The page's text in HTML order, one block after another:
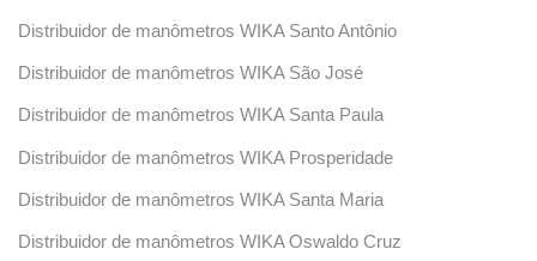
Distribuidor de manômetros WIKA Santo Antônio
Distribuidor de manômetros WIKA São José
Distribuidor de manômetros WIKA Santa Paula
Distribuidor de manômetros WIKA Prosperidade
Distribuidor de manômetros WIKA Santa Maria
Distribuidor de manômetros WIKA Oswaldo Cruz